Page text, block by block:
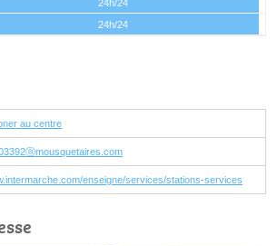
24h/24
24h/24
au centre
enseigne/services/stations-services